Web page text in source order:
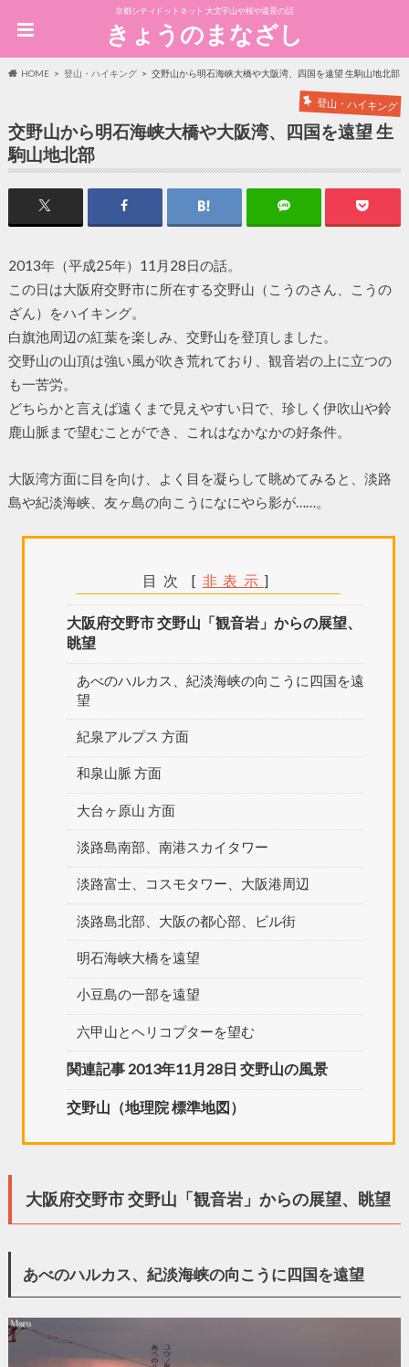
京都シティドットネット 大文字山や桜や遠景の話
きょうのまなざし
HOME 登山・ハイキング 交野山から明石海峡大橋や大阪湾、四国を遠望 生駒山地北部
登山・ハイキング
交野山から明石海峡大橋や大阪湾、四国を遠望 生
駒山地北部
2013年（平成25年）11月28日の話。
この日は大阪府交野市に所在する交野山（こうのさん、こうの
ざん）をハイキング。
白旗池周辺の紅葉を楽しみ、交野山を登頂しました。
交野山の山頂は強い風が吹き荒れており、観音岩の上に立つの
も一苦労。
どちらかと言えば遠くまで見えやすい日で、珍しく伊吹山や鈴
鹿山脈まで望むことができ、これはなかなかの好条件。
大阪湾方面に目を向け、よく目を凝らして眺めてみると、淡路
島や紀淡海峡、友ヶ島の向こうになにやら影が……。
目次 [ 非表示 ]
大阪府交野市 交野山「観音岩」からの展望、
眺望
あべのハルカス、紀淡海峡の向こうに四国を遠
望
紀泉アルプス 方面
和泉山脈 方面
大台ヶ原山 方面
淡路島南部、南港スカイタワー
淡路富士、コスモタワー、大阪港周辺
淡路島北部、大阪の都心部、ビル街
明石海峡大橋を遠望
小豆島の一部を遠望
六甲山とヘリコプターを望む
関連記事 2013年11月28日 交野山の風景
交野山（地理院 標準地図）
大阪府交野市 交野山「観音岩」からの展望、眺望
あべのハルカス、紀淡海峡の向こうに四国を遠望